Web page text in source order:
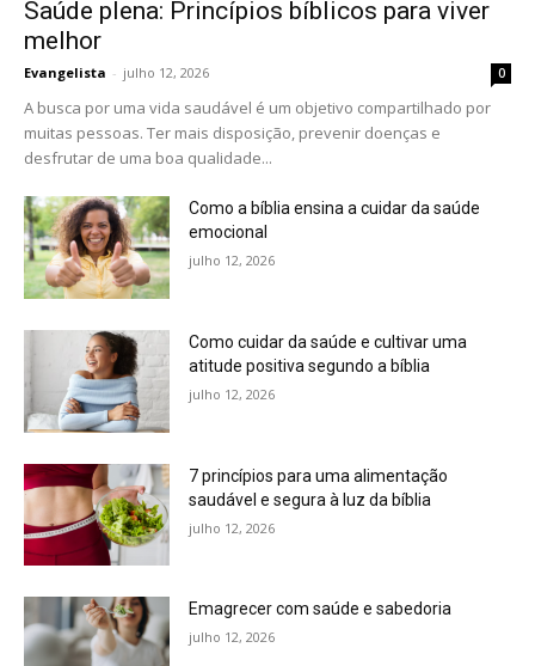
Saúde plena: Princípios bíblicos para viver
melhor
Evangelista - julho 12, 2026 0
A busca por uma vida saudável é um objetivo compartilhado por
muitas pessoas. Ter mais disposição, prevenir doenças e
desfrutar de uma boa qualidade...
Como a bíblia ensina a cuidar da saúde
emocional
julho 12, 2026
Como cuidar da saúde e cultivar uma
atitude positiva segundo a bíblia
julho 12, 2026
7 princípios para uma alimentação
saudável e segura à luz da bíblia
julho 12, 2026
Emagrecer com saúde e sabedoria
julho 12, 2026